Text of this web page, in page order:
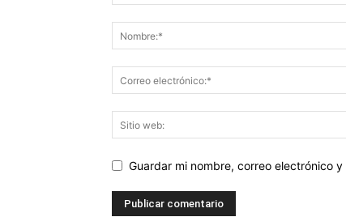
Guardar mi nombre, correo electrónico